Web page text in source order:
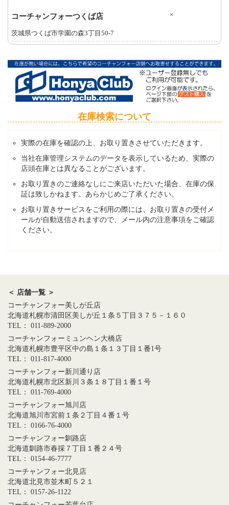
コーチャンフォーつくば店 ×
茨城県つくば市学園の森3丁目50-7
在庫検索について
実際の在庫を確認の上、お取り置きさせていただきます。
当社在庫管理システムのデータを表示しているため、実際の
店頭在庫とは異なることがございます。
お取り置きのご連絡なしにご来店いただいた場合、在庫の保
証は致しかねます。あらかじめご了承ください。
お取り置きサービスをご利用の際には、お取り置きの受付メ
ールが自動送信されますので、メール内の注意事項をご確認
ください。
＜ 店舗一覧 ＞
コーチャンフォー美しが丘店
北海道札幌市清田区美しが丘１条５丁目３７５－１６０
TEL： 011-889-2000
コーチャンフォーミュンヘン大橋店
北海道札幌市豊平区中の島１条１３丁目１番1号
TEL： 011-817-4000
コーチャンフォー新川通り店
北海道札幌市北区新川３条１８丁目１番１号
TEL： 011-769-4000
コーチャンフォー旭川店
北海道旭川市宮前１条２丁目４番１号
TEL： 0166-76-4000
コーチャンフォー釧路店
北海道釧路市春採７丁目１番２４号
TEL： 0154-46-7777
コーチャンフォー北見店
北海道北見市並木町５２１
TEL： 0157-26-1122